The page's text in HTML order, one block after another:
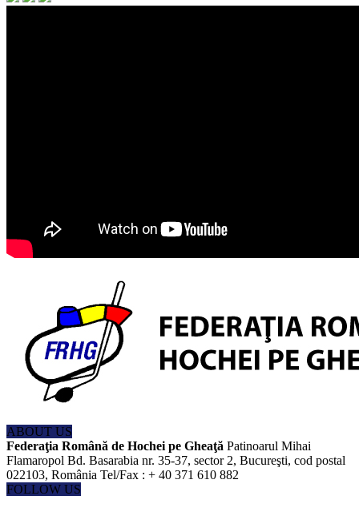
ABOUT US
Federaţia Română de Hochei pe Gheaţă Patinoarul Mihai
Flamaropol Bd. Basarabia nr. 35-37, sector 2, Bucureşti, cod postal
022103, România Tel/Fax : + 40 371 610 882
FOLLOW US